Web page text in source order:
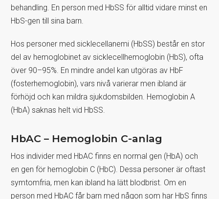
behandling. En person med HbSS för alltid vidare minst en
HbS-gen till sina barn.
Hos personer med sicklecellanemi (HbSS) består en stor
del av hemoglobinet av sicklecellhemoglobin (HbS), ofta
över 90–95%. En mindre andel kan utgöras av HbF
(fosterhemoglobin), vars nivå varierar men ibland är
förhöjd och kan mildra sjukdomsbilden. Hemoglobin A
(HbA) saknas helt vid HbSS.
HbAC – Hemoglobin C-anlag
Hos individer med HbAC finns en normal gen (HbA) och
en gen för hemoglobin C (HbC). Dessa personer är oftast
symtomfria, men kan ibland ha lätt blodbrist. Om en
person med HbAC får barn med någon som har HbS finns